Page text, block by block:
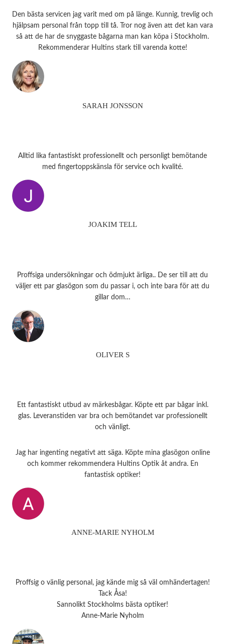
Den bästa servicen jag varit med om på länge. Kunnig, trevlig och
hjälpsam personal från topp till tå. Tror nog även att det kan vara
så att de har de snyggaste bågarna man kan köpa i Stockholm.
Rekommenderar Hultins stark till varenda kotte!
SARAH JONSSON
Alltid lika fantastiskt professionellt och personligt bemötande
med fingertoppskänsla för service och kvalité.
JOAKIM TELL
Proffsiga undersökningar och ödmjukt ärliga.. De ser till att du
väljer ett par glasögon som du passar i, och inte bara för att du
gillar dom…
OLIVER S
Ett fantastiskt utbud av märkesbågar. Köpte ett par bågar inkl.
glas. Leveranstiden var bra och bemötandet var professionellt
och vänligt.
Jag har ingenting negativt att säga. Köpte mina glasögon online
och kommer rekommendera Hultins Optik åt andra. En
fantastisk optiker!
ANNE-MARIE NYHOLM
Proffsig o vänlig personal, jag kände mig så väl omhändertagen!
Tack Åsa!
Sannolikt Stockholms bästa optiker!
Anne-Marie Nyholm